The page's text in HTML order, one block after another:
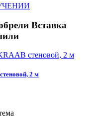
Вставка
2 м